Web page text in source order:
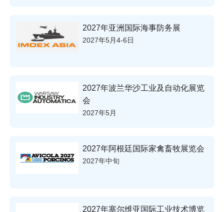
2027年亚洲国际海事防务展
2027年5月4-6日
2027年波兰华沙工业及自动化展览
会
2027年5月
2027年阿根廷国际家禽畜牧展览会
2027年中旬
2027年塞尔维亚国际工业技术博览